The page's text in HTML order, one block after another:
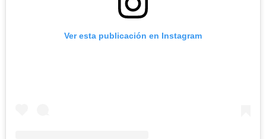
Ver esta publicación en Instagram